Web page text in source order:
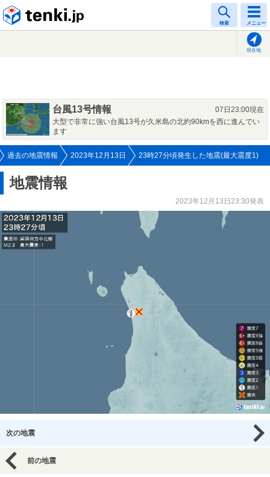
検索 メニュー
現在地
台風13号情報
07日23:00現在
大型で非常に強い台風13号が久米島の北約90kmを西に進んでい
ます
過去の地震情報 2023年12月13日 23時27分頃発生した地震(最大震度1)
地震情報
2023年12月13日23:30発表
次の地震
前の地震